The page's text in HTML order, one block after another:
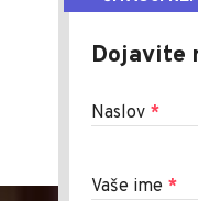
Dojavite
Naslov *
Vaše ime *